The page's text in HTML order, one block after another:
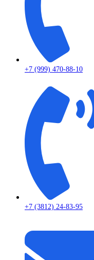
+7 (999) 470-88-10
+7 (3812) 24-83-95